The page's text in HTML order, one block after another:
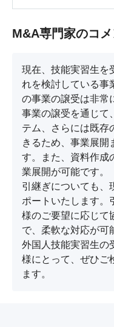
M&A専門家のコメ
現在、技能実習生を
れを検討している事
の事業の譲受は非常
事業の譲受を通じて
テム、さらには既存
きるため、事業展開
す。また、資料作成
業展開が可能です。
引継ぎについても、
ポートいたします。
様のご要望に応じて
で、柔軟な対応が可
外国人技能実習生の
様にとって、ぜひご
ます。